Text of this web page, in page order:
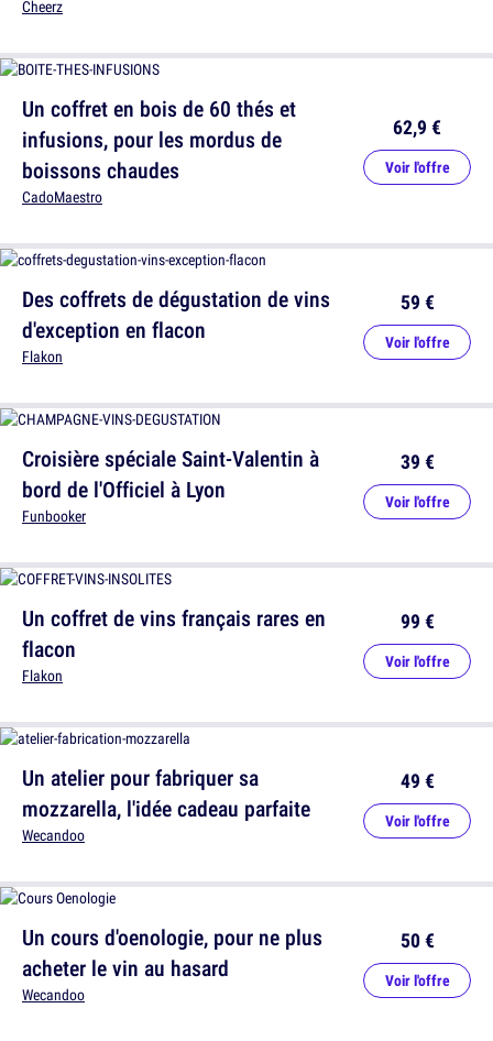
Cheerz
Des coffrets de dégustation de vins
d'exception en flacon
Flakon
59 €
Voir l'offre
Un coffret de vins français rares en
flacon
Flakon
99 €
Voir l'offre
Un cours d'oenologie, pour ne plus
acheter le vin au hasard
Wecandoo
50 €
Voir l'offre
Un coffret en bois de 60 thés et
infusions, pour les mordus de
boissons chaudes
CadoMaestro
62,9 €
Voir l'offre
Croisière spéciale Saint-Valentin à
bord de l'Officiel à Lyon
Funbooker
39 €
Voir l'offre
Un atelier pour fabriquer sa
mozzarella, l'idée cadeau parfaite
Wecandoo
49 €
Voir l'offre